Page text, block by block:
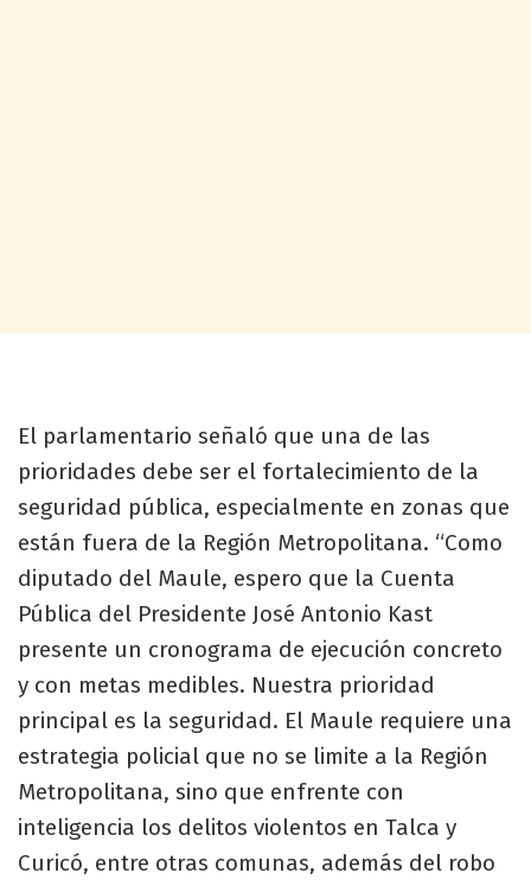
El parlamentario señaló que una de las
prioridades debe ser el fortalecimiento de la
seguridad pública, especialmente en zonas que
están fuera de la Región Metropolitana. “Como
diputado del Maule, espero que la Cuenta
Pública del Presidente José Antonio Kast
presente un cronograma de ejecución concreto
y con metas medibles. Nuestra prioridad
principal es la seguridad. El Maule requiere una
estrategia policial que no se limite a la Región
Metropolitana, sino que enfrente con
inteligencia los delitos violentos en Talca y
Curicó, entre otras comunas, además del robo